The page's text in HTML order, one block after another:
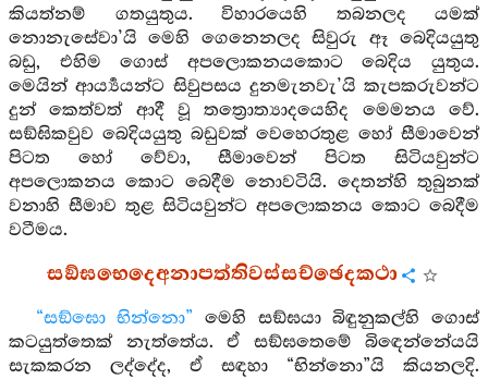
කියත්නම් ගතයුතුය. විහාරයෙහි තබනලද යමක්
නොනැසේවා’යි මෙහි ගෙනෙනලද සිවුරු ඈ බෙදියයුතු
බඩු, එහිම ගොස් අපලොකනයකොට බෙදිය යුතුය.
මෙයින් ආර්‍ය්‍යයන්ට සිවුපසය දුනමැනවැ’යි කැපකරුවන්ට
දුන් කෙත්වත් ආදී වූ තත්‍රොත්‍යාදයෙහිද මෙමනය වේ.
සඞ්ඝිකවුව බෙදියයුතු බඩුවක් වෙහෙරතුළ හෝ සීමාවෙන්
පිටත හෝ වේවා, සීමාවෙන් පිටත සිටියවුන්ට
අපලොකනය කොට බෙදීම නොවටියි. දෙතන්හි තුබුනක්
වනාහි සීමාව තුළ සිටියවුන්ට අපලොකනය කොට බෙදීම
වටීමය.
සඞ්ඝභෙදෙඅනාපත්තිවස්සච්ඡෙදකථා
“සඞ්ඝො භින්නො” මෙහි සඞ්ඝයා බිඳුනුකල්හි ගොස්
කටයුත්තෙක් නැත්තේය. ඒ සඞ්ඝතෙමේ බිඳෙන්නේයයි
සැකකරන ලද්දේද, ඒ සඳහා “භින්නො”යි කියනලදි.